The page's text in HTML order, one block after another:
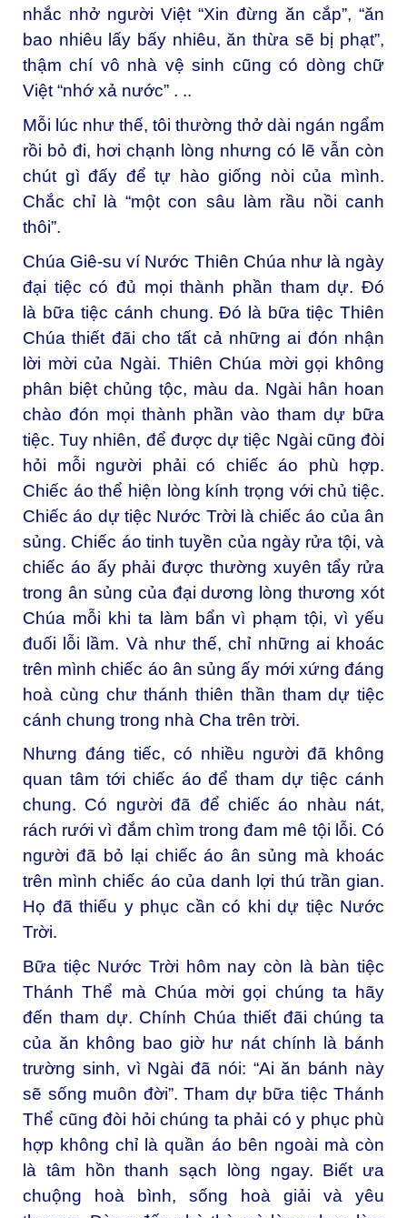
nhắc nhở người Việt “Xin đừng ăn cắp”, “ăn
bao nhiêu lấy bấy nhiêu, ăn thừa sẽ bị phạt”,
thậm chí vô nhà vệ sinh cũng có dòng chữ
Việt “nhớ xả nước” . ..
Mỗi lúc như thế, tôi thường thở dài ngán ngẩm
rồi bỏ đi, hơi chạnh lòng nhưng có lẽ vẫn còn
chút gì đấy để tự hào giống nòi của mình.
Chắc chỉ là “một con sâu làm rầu nồi canh
thôi”.
Chúa Giê-su ví Nước Thiên Chúa như là ngày
đại tiệc có đủ mọi thành phần tham dự. Đó
là bữa tiệc cánh chung. Đó là bữa tiệc Thiên
Chúa thiết đãi cho tất cả những ai đón nhận
lời mời của Ngài. Thiên Chúa mời gọi không
phân biệt chủng tộc, màu da. Ngài hân hoan
chào đón mọi thành phần vào tham dự bữa
tiệc. Tuy nhiên, để được dự tiệc Ngài cũng đòi
hỏi mỗi người phải có chiếc áo phù hợp.
Chiếc áo thể hiện lòng kính trọng với chủ tiệc.
Chiếc áo dự tiệc Nước Trời là chiếc áo của ân
sủng. Chiếc áo tinh tuyền của ngày rửa tội, và
chiếc áo ấy phải được thường xuyên tẩy rửa
trong ân sủng của đại dương lòng thương xót
Chúa mỗi khi ta làm bẩn vì phạm tội, vì yếu
đuối lỗi lầm. Và như thế, chỉ những ai khoác
trên mình chiếc áo ân sủng ấy mới xứng đáng
hoà cùng chư thánh thiên thần tham dự tiệc
cánh chung trong nhà Cha trên trời.
Nhưng đáng tiếc, có nhiều người đã không
quan tâm tới chiếc áo để tham dự tiệc cánh
chung. Có người đã để chiếc áo nhàu nát,
rách rưới vì đắm chìm trong đam mê tội lỗi. Có
người đã bỏ lại chiếc áo ân sủng mà khoác
trên mình chiếc áo của danh lợi thú trần gian.
Họ đã thiếu y phục cần có khi dự tiệc Nước
Trời.
Bữa tiệc Nước Trời hôm nay còn là bàn tiệc
Thánh Thể mà Chúa mời gọi chúng ta hãy
đến tham dự. Chính Chúa thiết đãi chúng ta
của ăn không bao giờ hư nát chính là bánh
trường sinh, vì Ngài đã nói: “Ai ăn bánh này
sẽ sống muôn đời”. Tham dự bữa tiệc Thánh
Thể cũng đòi hỏi chúng ta phải có y phục phù
hợp không chỉ là quần áo bên ngoài mà còn
là tâm hồn thanh sạch lòng ngay. Biết ưa
chuộng hoà bình, sống hoà giải và yêu